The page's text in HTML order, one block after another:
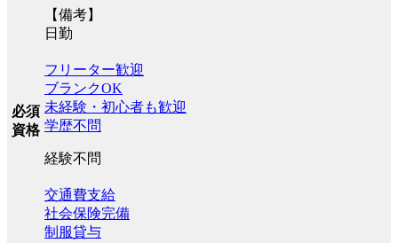
【備考】
日勤
必須
資格
フリーター歓迎
ブランクOK
未経験・初心者も歓迎
学歴不問
経験不問
交通費支給
社会保険完備
制服貸与